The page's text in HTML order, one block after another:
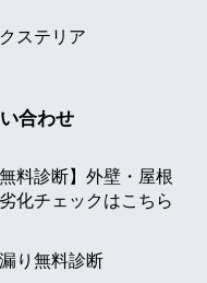
ステリア
合わせ
無料診断】外壁・屋根
化チェックはこちら
り無料診断